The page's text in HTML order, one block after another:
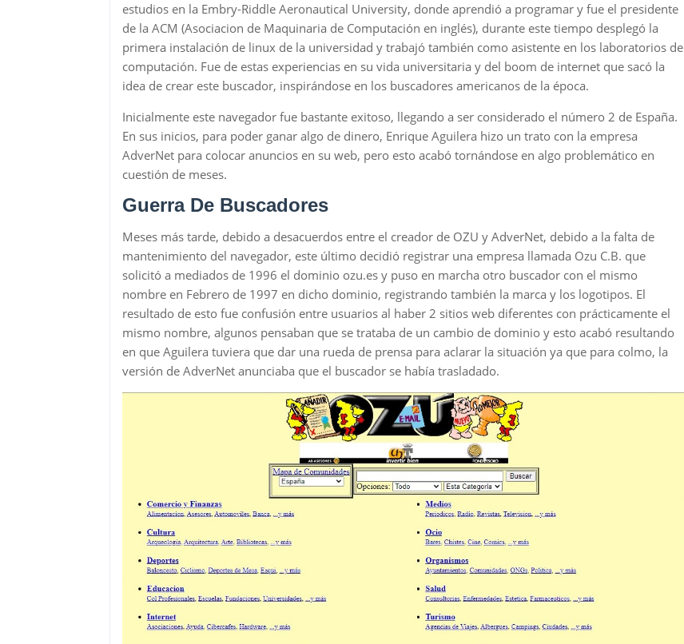
estudios en la Embry-Riddle Aeronautical University, donde aprendió a programar y fue el presidente
de la ACM (Asociacion de Maquinaria de Computación en inglés), durante este tiempo desplegó la
primera instalación de linux de la universidad y trabajó también como asistente en los laboratorios de
computación. Fue de estas experiencias en su vida universitaria y del boom de internet que sacó la
idea de crear este buscador, inspirándose en los buscadores americanos de la época.
Inicialmente este navegador fue bastante exitoso, llegando a ser considerado el número 2 de España.
En sus inicios, para poder ganar algo de dinero, Enrique Aguilera hizo un trato con la empresa
AdverNet para colocar anuncios en su web, pero esto acabó tornándose en algo problemático en
cuestión de meses.
Guerra De Buscadores
Meses más tarde, debido a desacuerdos entre el creador de OZU y AdverNet, debido a la falta de
mantenimiento del navegador, este último decidió registrar una empresa llamada Ozu C.B. que
solicitó a mediados de 1996 el dominio ozu.es y puso en marcha otro buscador con el mismo
nombre en Febrero de 1997 en dicho dominio, registrando también la marca y los logotipos. El
resultado de esto fue confusión entre usuarios al haber 2 sitios web diferentes con prácticamente el
mismo nombre, algunos pensaban que se trataba de un cambio de dominio y esto acabó resultando
en que Aguilera tuviera que dar una rueda de prensa para aclarar la situación ya que para colmo, la
versión de AdverNet anunciaba que el buscador se había trasladado.